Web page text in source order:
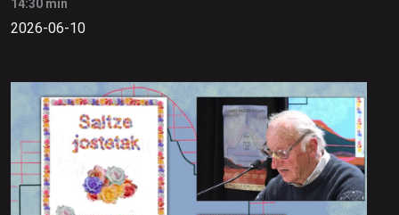
14:30 min
2026-06-10